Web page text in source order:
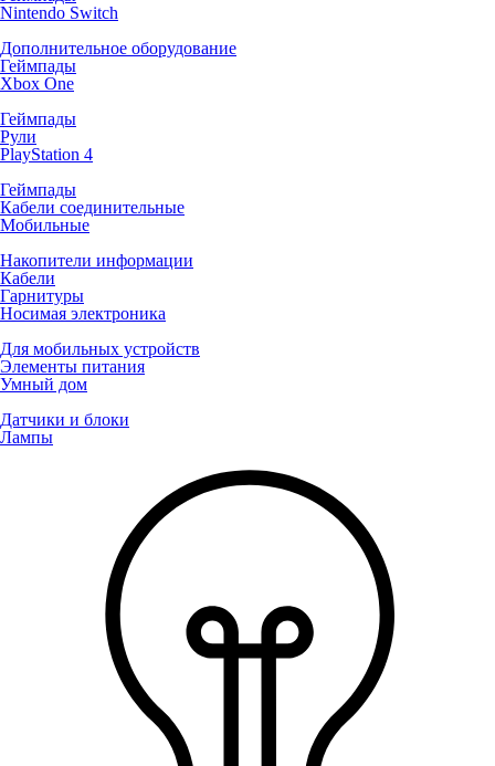
Nintendo Switch
Дополнительное оборудование
Геймпады
Xbox One
Геймпады
Рули
PlayStation 4
Геймпады
Кабели соединительные
Мобильные
Накопители информации
Кабели
Гарнитуры
Носимая электроника
Для мобильных устройств
Элементы питания
Умный дом
Датчики и блоки
Лампы